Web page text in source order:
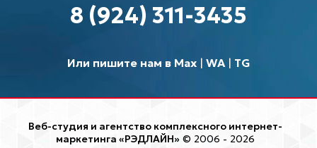
8 (924) 311-3435
Или пишите нам в Max| WA| TG
Веб-студия и агентство комплексного интернет-
маркетинга «РЭДЛАЙН» © 2006 - 2026